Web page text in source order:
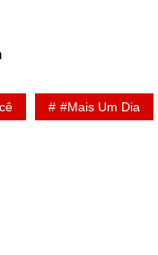
#Mais Um Dia